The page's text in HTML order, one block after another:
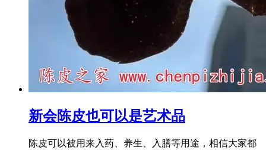
新会陈皮也可以是艺术品
陈皮可以被用来入药、养生、入膳等用途，相信大家都